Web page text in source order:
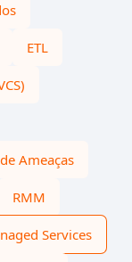
ETL
Ameaças
RMM
Services